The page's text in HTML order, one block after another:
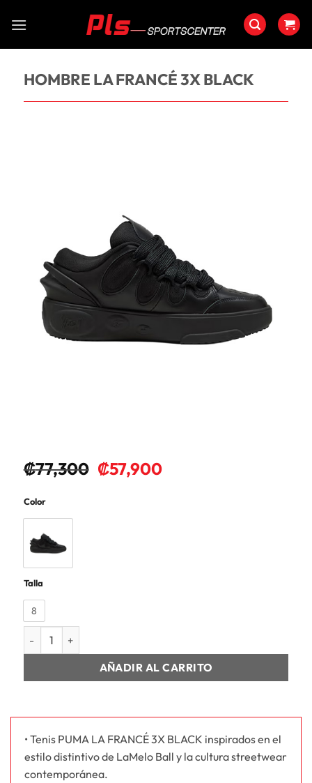
HOMBRE LA FRANCÉ 3X BLACK
₡77,300 ₡57,900
Color
Talla
8
HOMBRE LA FRANCÉ 3X BLACK cantidad
AÑADIR AL CARRITO
• Tenis PUMA LA FRANCÉ 3X BLACK inspirados en el
estilo distintivo de LaMelo Ball y la cultura streetwear
contemporánea.